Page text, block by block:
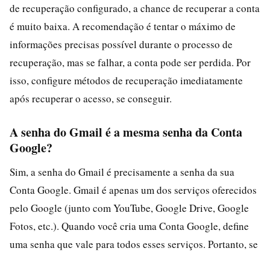
de recuperação configurado, a chance de recuperar a conta
é muito baixa. A recomendação é tentar o máximo de
informações precisas possível durante o processo de
recuperação, mas se falhar, a conta pode ser perdida. Por
isso, configure métodos de recuperação imediatamente
após recuperar o acesso, se conseguir.
A senha do Gmail é a mesma senha da Conta
Google?
Sim, a senha do Gmail é precisamente a senha da sua
Conta Google. Gmail é apenas um dos serviços oferecidos
pelo Google (junto com YouTube, Google Drive, Google
Fotos, etc.). Quando você cria uma Conta Google, define
uma senha que vale para todos esses serviços. Portanto, se